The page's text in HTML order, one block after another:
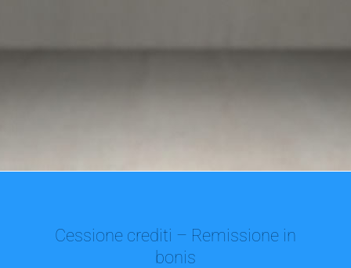
Cessione crediti – Remissione in
bonis